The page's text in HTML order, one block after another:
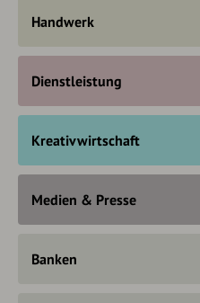
Handwerk
Dienstleistung
Kreativwirtschaft
Medien & Presse
Banken